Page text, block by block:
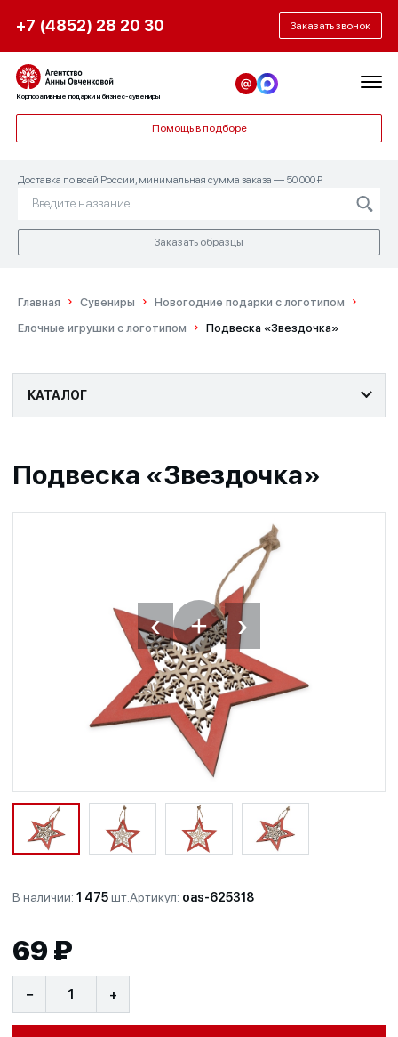
+7 (4852) 28 20 30 Заказать звонок
Корпоративные подарки и бизнес-сувениры
Помощь в подборе
Доставка по всей России, минимальная сумма заказа — 50 000 ₽
Заказать образцы
Главная Сувениры
Новогодние подарки с логотипом
Елочные игрушки с логотипом
Подвеска «Звездочка»
КАТАЛОГ
Подвеска «Звездочка»
‹ + ›
В наличии: 1 475шт.Артикул: oas-625318
69 ₽
− +